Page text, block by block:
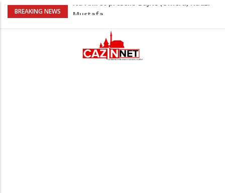
BREAKING NEWS
Horde zla neće u Mostar: Žestoko
Cazin: Spektakularnom završnicom
okončano „Lito moje medeno 2026“
Na Ahiret preselila Musić (Sušić) Hata